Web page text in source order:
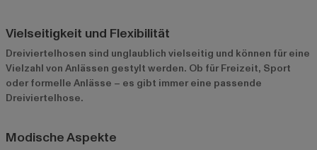
Vielseitigkeit und Flexibilität
Dreiviertelhosen sind unglaublich vielseitig und können für eine
Vielzahl von Anlässen gestylt werden. Ob für Freizeit, Sport
oder formelle Anlässe – es gibt immer eine passende
Dreiviertelhose.
Modische Aspekte